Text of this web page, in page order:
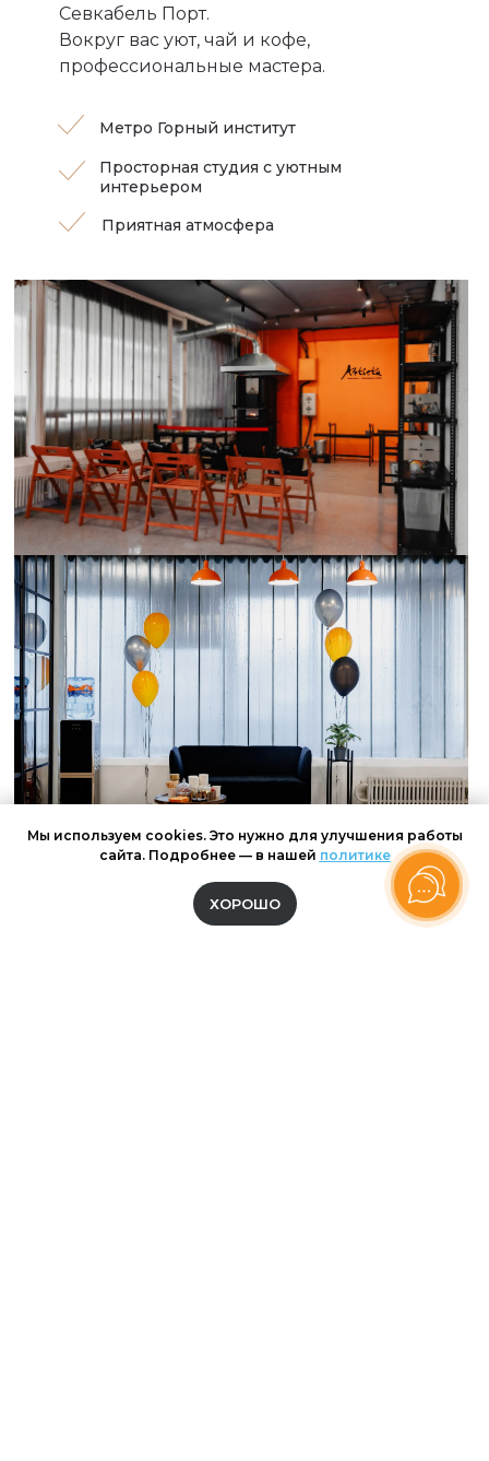
Приятная атмосфера
Просторная студия с уютным
интерьером
Метро Горный институт
Севкабель Порт.
Вокруг вас уют, чай и кофе,
профессиональные мастера.
Мы используем cookies. Это нужно для улучшения работы
сайта. Подробнее — в нашей политике
ХОРОШО